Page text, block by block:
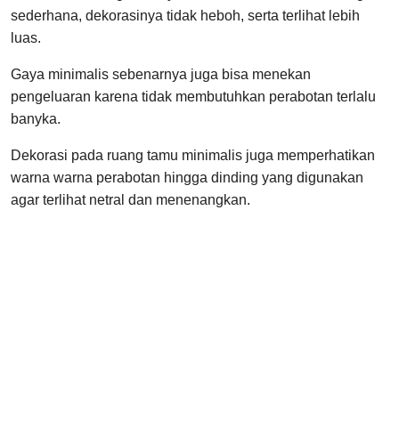
sederhana, dekorasinya tidak heboh, serta terlihat lebih
luas.
Gaya minimalis sebenarnya juga bisa menekan
pengeluaran karena tidak membutuhkan perabotan terlalu
banyka.
Dekorasi pada ruang tamu minimalis juga memperhatikan
warna warna perabotan hingga dinding yang digunakan
agar terlihat netral dan menenangkan.